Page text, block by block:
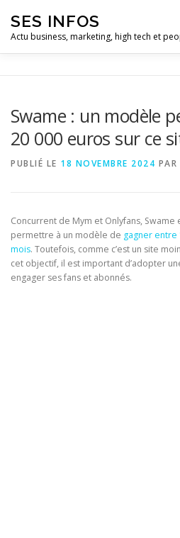
contenu
SES INFOS
Actu business, marketing, high tech et
HIGH TECH ET INFORMATIQUE
Swame : un modèle
20 000 euros sur ce
PUBLIÉ LE 18 NOVEMBRE 2024 PAR
Concurrent de Mym et Onlyfans,
permettre à un modèle de gagner entre
mois. Toutefois, comme c’est un site
cet objectif, il est important d’adopter
engager ses fans et abonnés.